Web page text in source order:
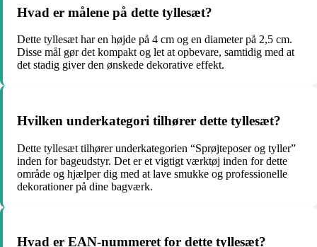
Hvad er målene på dette tyllesæt?
Dette tyllesæt har en højde på 4 cm og en diameter på 2,5 cm.
Disse mål gør det kompakt og let at opbevare, samtidig med at
det stadig giver den ønskede dekorative effekt.
Hvilken underkategori tilhører dette tyllesæt?
Dette tyllesæt tilhører underkategorien “Sprøjteposer og tyller”
inden for bageudstyr. Det er et vigtigt værktøj inden for dette
område og hjælper dig med at lave smukke og professionelle
dekorationer på dine bagværk.
Hvad er EAN-nummeret for dette tyllesæt?